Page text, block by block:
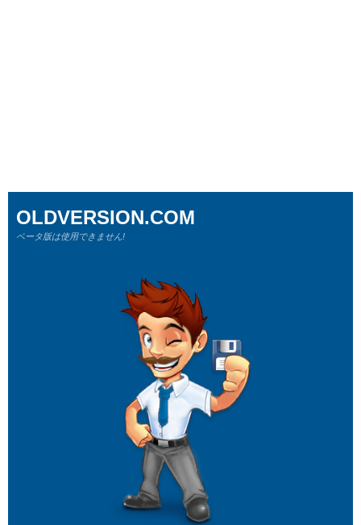
OLDVERSION.COM
ベータ版は使用できません!